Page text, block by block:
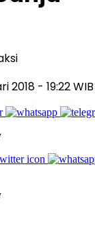
2018 - 19:22 WIB